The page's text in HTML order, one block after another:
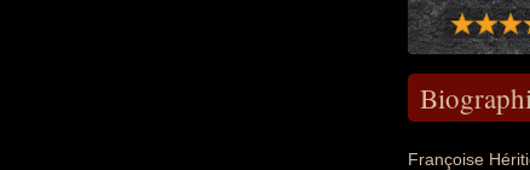
Françoise